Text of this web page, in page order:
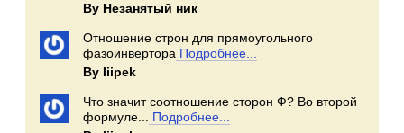
By Незанятый ник
Отношение строн для прямоугольного
фазоинвертора Подробнее...
By Iiipek
Что значит соотношение сторон Ф? Во второй
формуле...
Подробнее...